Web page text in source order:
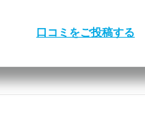
口コミをご投稿する